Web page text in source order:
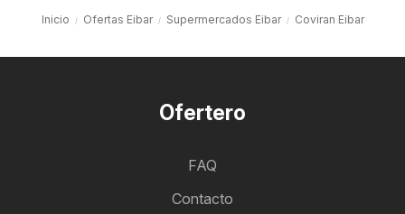
Inicio Ofertas Eibar Supermercados Eibar Coviran Eibar
Ofertero
FAQ
Contacto